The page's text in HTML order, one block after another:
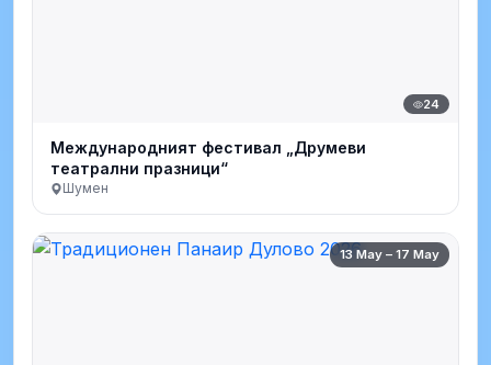
24
Международният фестивал „Друмеви
театрални празници“
Шумен
13 May – 17 May